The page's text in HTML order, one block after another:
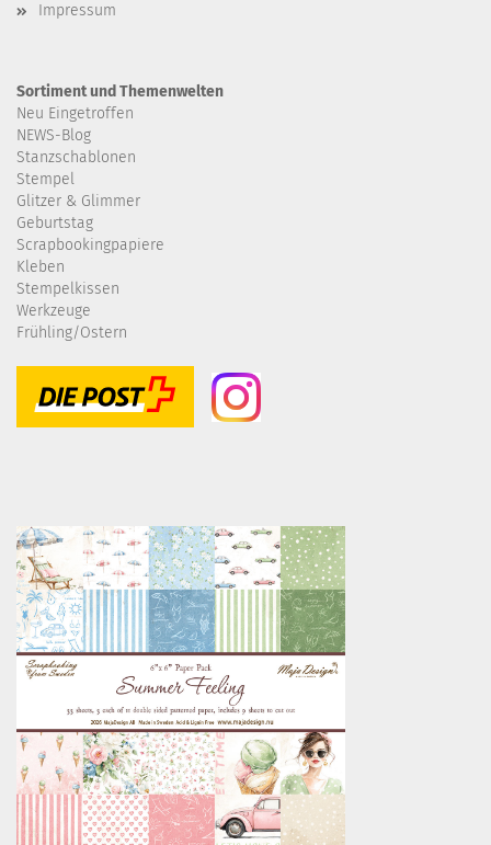
Impressum
Sortiment und Themenwelten
Neu Eingetroffen
NEWS-Blog
Stanzschablonen
Stempel
Glitzer & Glimmer
Geburtstag
Scrapbookingpapiere
Kleben
Stempelkissen
Werkzeuge
Frühling/Ostern